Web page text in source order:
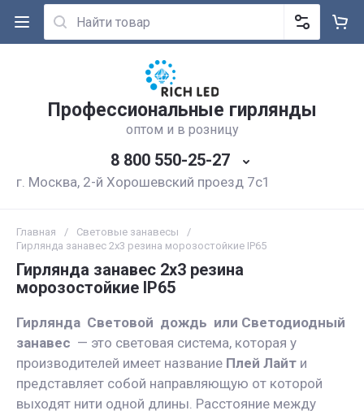
Профессиональные гирлянды
оптом и в розницу
8 800 550-25-27
г. Москва, 2-й Хорошевский проезд 7с1
Главная / Световые занавесы
/
Гирлянда занавес 2x3 резина морозостойкие IP65
Гирлянда занавес 2x3 резина
морозостойкие IP65
Гирлянда Световой дождь или Светодиодный
занавес — это световая система, которая у
производителей имеет название Плей Лайт и
представляет собой направляющую от которой
выходят нити одной длины. Расстояние между